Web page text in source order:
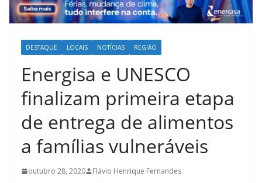
DESTAQUE LOCAIS NOTÍCIAS REGIÃO
Energisa e UNESCO
finalizam primeira etapa
de entrega de alimentos
a famílias vulneráveis
outubro 28, 2020 Flávio Henrique Fernandes